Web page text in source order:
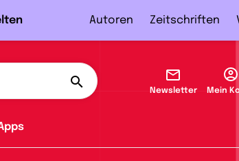
Autoren Zeitschriften
Newsletter Mein